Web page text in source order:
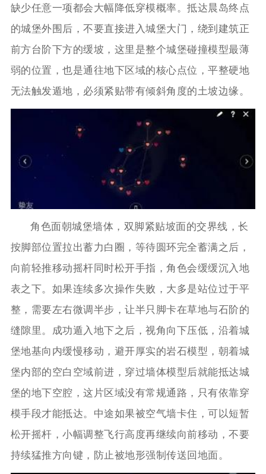
缺少任意一项都会大幅降低穿模概率。抵达晨岛终点
的城堡外围后，不要直接进入城堡大门，绕到建筑正
前方台阶下方的缓坡，这里是整个城堡碰撞模型最薄
弱的位置，也是通往地下区域的核心点位，平整硬地
无法触发遁地，必须紧贴带有倾斜角度的土坡边缘。
角色面朝城堡墙体，双脚紧贴坡面的交界线，长
按脚部位置拉出蓄力白圈，等待圆环完全蓄满之后，
向前轻推移动摇杆同时松开手指，角色会缓缓沉入地
表之下。如果连续多次操作失败，大多是站位过于平
整，需要左右微调半步，让半只脚卡在草地与石阶的
缝隙里。成功遁入地下之后，视角向下压低，沿着城
堡地基向内缓慢移动，避开厚实的岩石模型，朝着城
堡内部的空白空域前进，穿过墙体模型后就能抵达城
堡的地下空腔，这片区域没有常规通路，只有依靠穿
模手段才能抵达。中途如果被空气墙卡住，可以短暂
松开摇杆，小幅调整飞行高度再继续向前移动，不要
持续猛推方向键，防止被地形强制传送回地面。